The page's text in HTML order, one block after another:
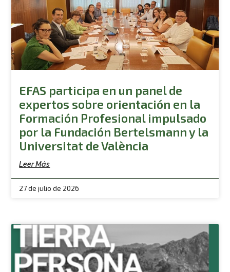
EFAS participa en un panel de
expertos sobre orientación en la
Formación Profesional impulsado
por la Fundación Bertelsmann y la
Universitat de València
Leer Más
27 de julio de 2026